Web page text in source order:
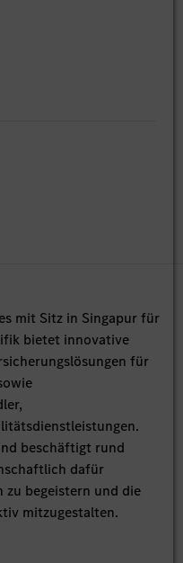
mit Sitz in Singapur für
bietet innovative
für
beschäftigt rund
dafür
zu begeistern und die
mitzugestalten.